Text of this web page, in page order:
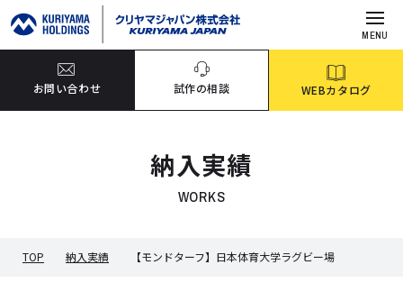
MENU
お問い合わせ 試作の相談 WEBカタログ
納入実績
WORKS
TOP 納入実績 【モンドターフ】日本体育大学ラグビー場